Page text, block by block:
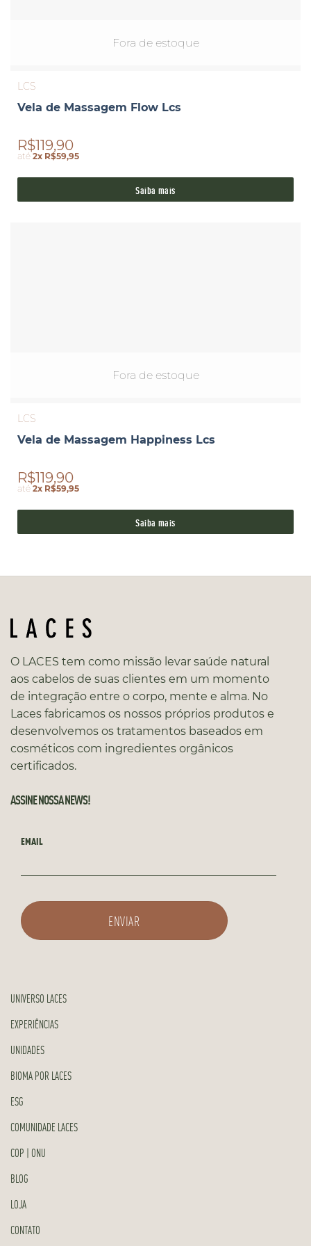
Fora de estoque
LCS
Vela de Massagem Flow Lcs
R$119,90
até2x R$59,95
Saiba mais
Fora de estoque
LCS
Vela de Massagem Happiness Lcs
R$119,90
até2x R$59,95
Saiba mais
O LACES tem como missão levar saúde natural
aos cabelos de suas clientes em um momento
de integração entre o corpo, mente e alma. No
Laces fabricamos os nossos próprios produtos e
desenvolvemos os tratamentos baseados em
cosméticos com ingredientes orgânicos
certificados.
ASSINE NOSSA NEWS!
EMAIL
UNIVERSO LACES
EXPERIÊNCIAS
UNIDADES
BIOMA POR LACES
ESG
COMUNIDADE LACES
COP | ONU
BLOG
LOJA
CONTATO